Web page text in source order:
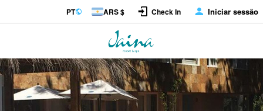
PT ARS $ Check In Iniciar sessão